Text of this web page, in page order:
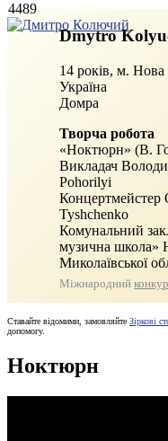
4489
Dmytro
14 років, м. Нова
Україна
Домра
Творча робота
«Ноктюрн» (В.
Викладач
Pohorilyi
Концертмейстер
Tyshchenko
Комунальний
музична школа»
Миколаївської
Міжнародний
Ставайте відомими, замовляйте Зіркові
допомогу.
Ноктюрн